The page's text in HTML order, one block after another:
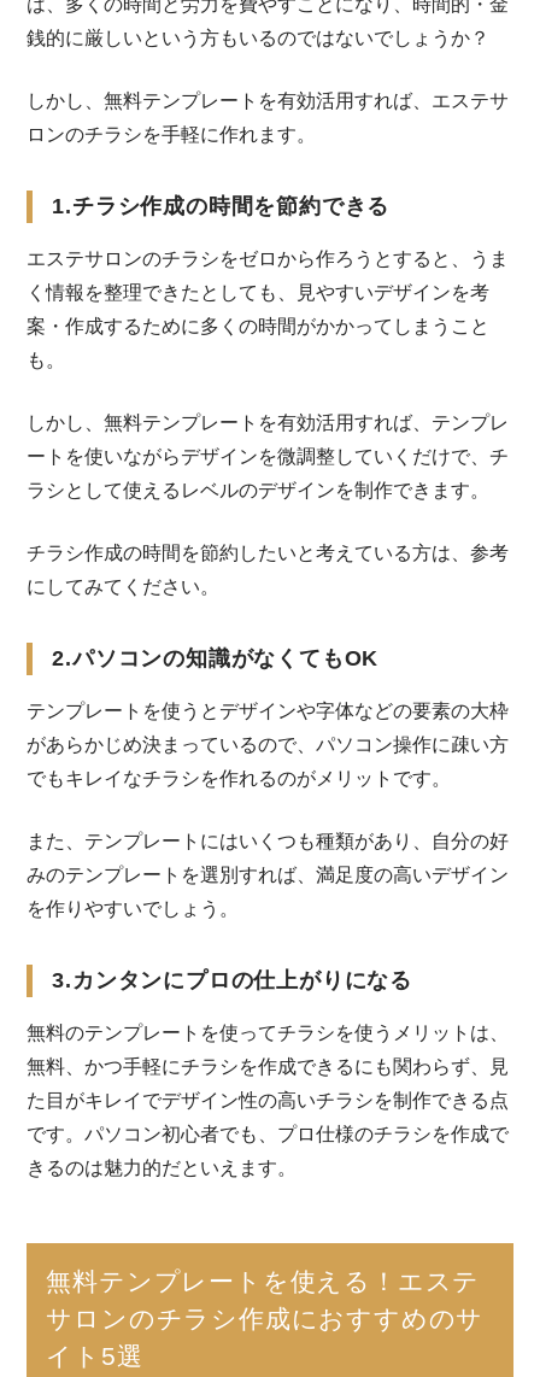
は、多くの時間と労力を費やすことになり、時間的・金
銭的に厳しいという方もいるのではないでしょうか？
しかし、無料テンプレートを有効活用すれば、エステサ
ロンのチラシを手軽に作れます。
1.チラシ作成の時間を節約できる
エステサロンのチラシをゼロから作ろうとすると、うま
く情報を整理できたとしても、見やすいデザインを考
案・作成するために多くの時間がかかってしまうこと
も。
しかし、無料テンプレートを有効活用すれば、テンプレ
ートを使いながらデザインを微調整していくだけで、チ
ラシとして使えるレベルのデザインを制作できます。
チラシ作成の時間を節約したいと考えている方は、参考
にしてみてください。
2.パソコンの知識がなくてもOK
テンプレートを使うとデザインや字体などの要素の大枠
があらかじめ決まっているので、パソコン操作に疎い方
でもキレイなチラシを作れるのがメリットです。
また、テンプレートにはいくつも種類があり、自分の好
みのテンプレートを選別すれば、満足度の高いデザイン
を作りやすいでしょう。
3.カンタンにプロの仕上がりになる
無料のテンプレートを使ってチラシを使うメリットは、
無料、かつ手軽にチラシを作成できるにも関わらず、見
た目がキレイでデザイン性の高いチラシを制作できる点
です。パソコン初心者でも、プロ仕様のチラシを作成で
きるのは魅力的だといえます。
無料テンプレートを使える！エステ
サロンのチラシ作成におすすめのサ
イト5選